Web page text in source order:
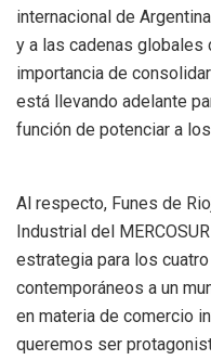
internacional de
y a las cadenas globales
importancia de
está llevando adelante
función de potenciar a
Al respecto, Funes de
Industrial del
estrategia para los
contemporáneos a un
en materia de comercio
queremos ser